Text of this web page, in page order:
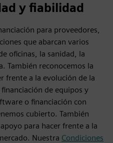
y fiabilidad
para proveedores,
que abarcan varios
oficinas, la sanidad, la
También reconocemos la
frente a la evolución de la
de equipos y
o financiación con
cubierto. También
para hacer frente a la
Nuestra Condiciones